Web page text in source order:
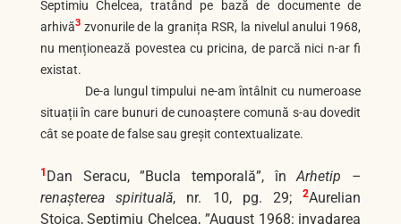
Septimiu Chelcea, tratând pe bază de documente de
arhivă3 zvonurile de la granița RSR, la nivelul anului 1968,
nu menționează povestea cu pricina, de parcă nici n-ar fi
existat.
De-a lungul timpului ne-am întâlnit cu numeroase
situații în care bunuri de cunoaștere comună s-au dovedit
cât se poate de false sau greșit contextualizate.
1 Dan Seracu, ”Bucla temporală”, înArhetip –
renașterea spirituală, nr. 10, pg. 29;2Aurelian
Stoica, Septimiu Chelcea, ”August 1968: invadarea